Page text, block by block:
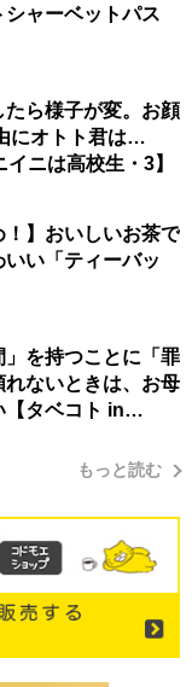
ャーベットパス
ら様子が変。お顔
にオトト君は…
イニは高校生・3】
！】おいしいお茶で
い「ティーバッ
」を持つことに「罪
ないときは、お母
【タベコト in
もっと読む